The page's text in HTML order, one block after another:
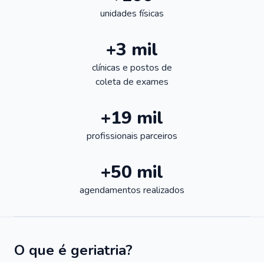
unidades físicas
+3 mil
clínicas e postos de
coleta de exames
+19 mil
profissionais parceiros
+50 mil
agendamentos realizados
O que é geriatria?